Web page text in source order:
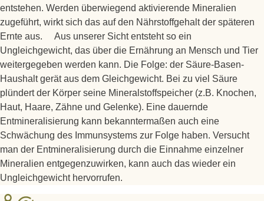
entstehen. Werden überwiegend aktivierende Mineralien
zugeführt, wirkt sich das auf den Nährstoffgehalt der späteren
Ernte aus. Aus unserer Sicht entsteht so ein
Ungleichgewicht, das über die Ernährung an Mensch und Tier
weitergegeben werden kann. Die Folge: der Säure-Basen-
Haushalt gerät aus dem Gleichgewicht. Bei zu viel Säure
plündert der Körper seine Mineralstoffspeicher (z.B. Knochen,
Haut, Haare, Zähne und Gelenke). Eine dauernde
Entmineralisierung kann bekanntermaßen auch eine
Schwächung des Immunsystems zur Folge haben. Versucht
man der Entmineralisierung durch die Einnahme einzelner
Mineralien entgegenzuwirken, kann auch das wieder ein
Ungleichgewicht hervorrufen.